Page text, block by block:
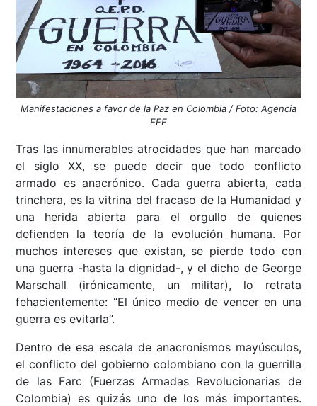
Manifestaciones a favor de la Paz en Colombia / Foto: Agencia
EFE
Tras las innumerables atrocidades que han marcado
el siglo XX, se puede decir que todo conflicto
armado es anacrónico. Cada guerra abierta, cada
trinchera, es la vitrina del fracaso de la Humanidad y
una herida abierta para el orgullo de quienes
defienden la teoría de la evolución humana. Por
muchos intereses que existan, se pierde todo con
una guerra -hasta la dignidad-, y el dicho de George
Marschall (irónicamente, un militar), lo retrata
fehacientemente: “El único medio de vencer en una
guerra es evitarla”.
Dentro de esa escala de anacronismos mayúsculos,
el conflicto del gobierno colombiano con la guerrilla
de las Farc (Fuerzas Armadas Revolucionarias de
Colombia) es quizás uno de los más importantes.